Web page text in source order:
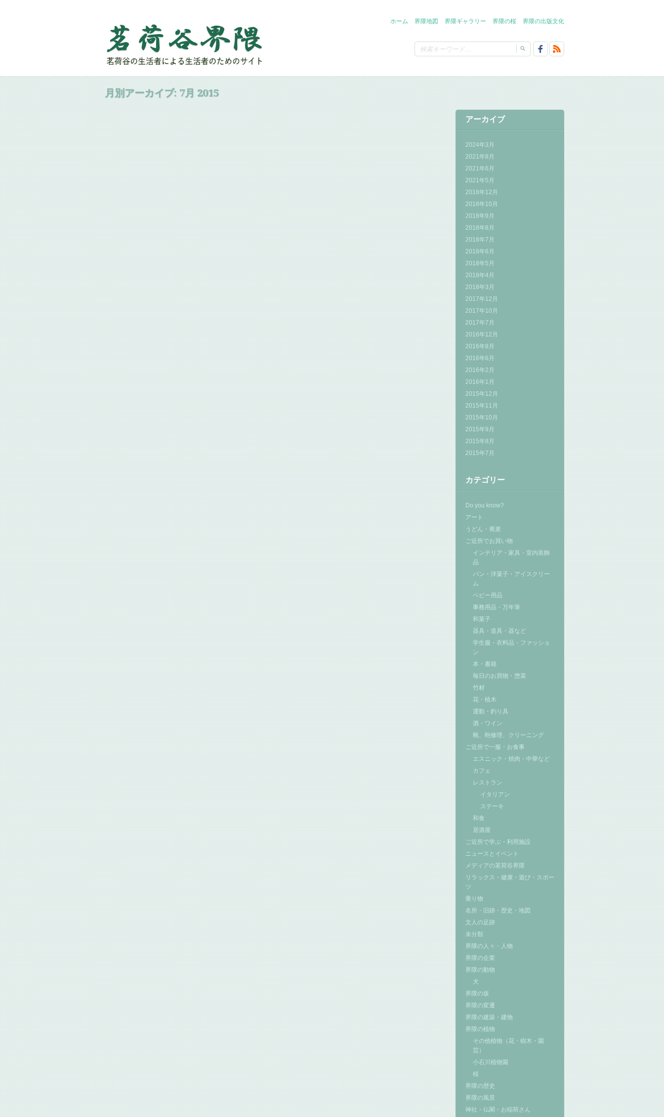
ホーム 界隈地図 界隈ギャラリー 界隈の桜 界隈の出版文化
月別アーカイブ: 7月 2015
アーカイブ
2024年3月
2021年8月
2021年6月
2021年5月
2018年12月
2018年10月
2018年9月
2018年8月
2018年7月
2018年6月
2018年5月
2018年4月
2018年3月
2017年12月
2017年10月
2017年7月
2016年12月
2016年8月
2016年6月
2016年2月
2016年1月
2015年12月
2015年11月
2015年10月
2015年9月
2015年8月
2015年7月
カテゴリー
Do you know?
アート
うどん・蕎麦
ご近所でお買い物
インテリア・家具・室内装飾
品
パン・洋菓子・アイスクリー
ム
ベビー用品
事務用品・万年筆
和菓子
器具・道具・器など
学生服・衣料品・ファッショ
ン
本・書籍
毎日のお買物・惣菜
竹材
花・植木
運動・釣り具
酒・ワイン
靴、鞄修理、クリーニング
ご近所で一服・お食事
エスニック・焼肉・中華など
カフェ
レストラン
イタリアン
ステーキ
和食
居酒屋
ご近所で学ぶ・利用施設
ニュースとイベント
メディアの茗荷谷界隈
リラックス・健康・遊び・スポー
ツ
乗り物
名所・旧跡・歴史・地図
文人の足跡
未分類
界隈の人々・人物
界隈の企業
界隈の動物
犬
界隈の坂
界隈の変遷
界隈の建築・建物
界隈の植物
その他植物（花・樹木・園
芸）
小石川植物園
桜
界隈の歴史
界隈の風景
神社・仏閣・お稲荷さん